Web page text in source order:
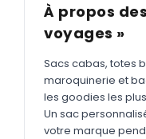
À propos
voyages »
Sacs cabas, totes
maroquinerie et
les goodies les
Un sac
votre marque